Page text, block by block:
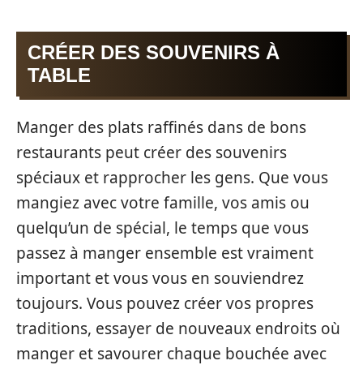
CRÉER DES SOUVENIRS À
TABLE
Manger des plats raffinés dans de bons
restaurants peut créer des souvenirs
spéciaux et rapprocher les gens. Que vous
mangiez avec votre famille, vos amis ou
quelqu’un de spécial, le temps que vous
passez à manger ensemble est vraiment
important et vous vous en souviendrez
toujours. Vous pouvez créer vos propres
traditions, essayer de nouveaux endroits où
manger et savourer chaque bouchée avec